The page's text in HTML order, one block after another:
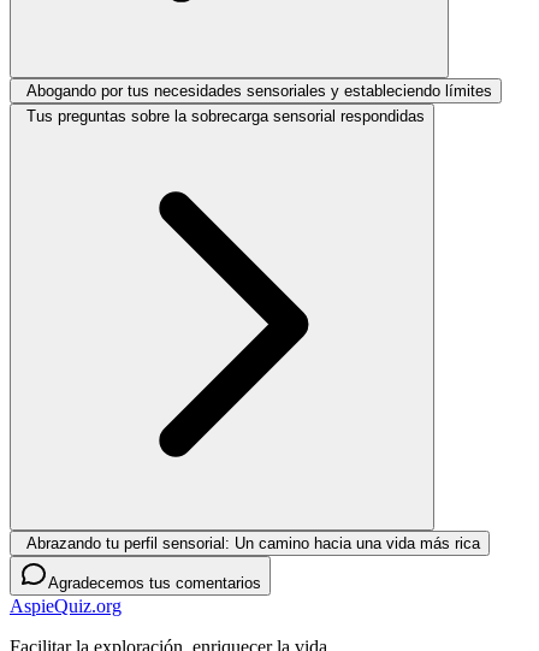
Abogando por tus necesidades sensoriales y estableciendo límites
Tus preguntas sobre la sobrecarga sensorial respondidas
Abrazando tu perfil sensorial: Un camino hacia una vida más rica
Agradecemos tus comentarios
AspieQuiz.org
Facilitar la exploración, enriquecer la vida.